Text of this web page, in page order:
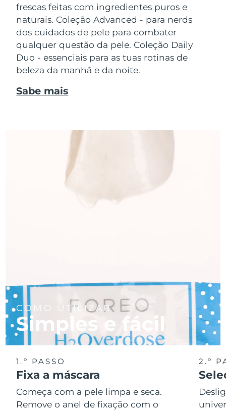
frescas feitas com ingredientes puros e
naturais. Coleção Advanced - para nerds
dos cuidados de pele para combater
qualquer questão da pele. Coleção Daily
Duo - essenciais para as tuas rotinas de
beleza da manhã e da noite.
Sabe mais
COMO UTILIZAR
Simples e fácil
1.º PASSO
Fixa a máscara
Começa com a pele limpa e seca.
Remove o anel de fixação com o
2.º